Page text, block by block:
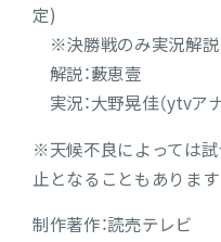
定)
※決勝戦のみ実況解説
解説：藪恵壹
実況：大野晃佳（ytvア
※天候不良によっては試
止となることもありま
制作著作：読売テレビ